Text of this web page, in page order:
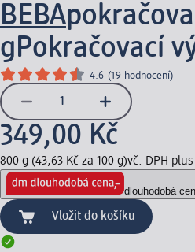
BEBA
gPokračovací
4.6 (19 hodnocení)
349,00 Kč
800 g (43,63 Kč za 100 g)vč. DPH plus
dlouhodobá
Vložit do košíku